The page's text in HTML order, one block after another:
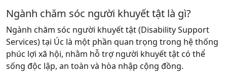
Ngành chăm sóc người khuyết tật là gì?
Ngành chăm sóc người khuyết tật (Disability Support
Services) tại Úc là một phần quan trọng trong hệ thống
phúc lợi xã hội, nhằm hỗ trợ người khuyết tật có thể
sống độc lập, an toàn và hòa nhập cộng đồng.